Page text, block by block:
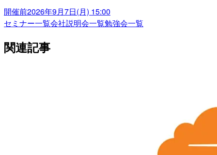
開催前2026年9月7日(月) 15:00
セミナー一覧会社説明会一覧勉強会一覧
関連記事